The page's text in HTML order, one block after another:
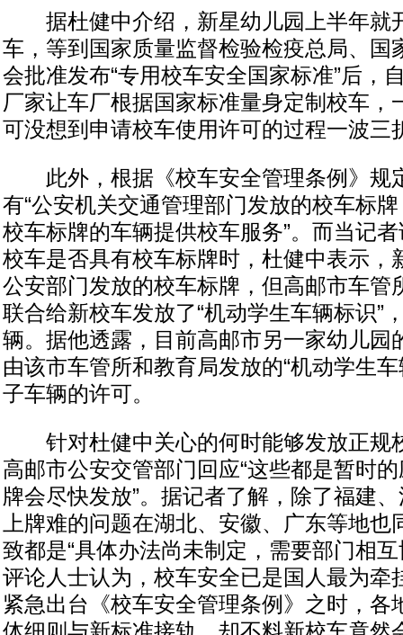
据杜健中介绍，新星幼儿园上半年就
车，等到国家质量监督检验检疫总局、国
会批准发布“专用校车安全国家标准”后，
厂家让车厂根据国家标准量身定制校车，
可没想到申请校车使用许可的过程一波三
此外，根据《校车安全管理条例》规
有“公安机关交通管理部门发放的校车标
校车标牌的车辆提供校车服务”。而当记
校车是否具有校车标牌时，杜健中表示，
公安部门发放的校车标牌，但高邮市车管
联合给新校车发放了“机动学生车辆标识”
辆。据他透露，目前高邮市另一家幼儿园
由该市车管所和教育局发放的“机动学生
子车辆的许可。
针对杜健中关心的何时能够发放正规
高邮市公安交管部门回应“这些都是暂时
牌会尽快发放”。据记者了解，除了福建
上牌难的问题在湖北、安徽、广东等地也
致都是“具体办法尚未制定，需要部门相
评论人士认为，校车安全已是国人最为牵
紧急出台《校车安全管理条例》之时，各